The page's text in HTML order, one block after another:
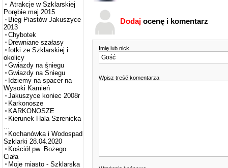
Atrakcje w Szklarskiej
Porębie maj 2015
Bieg Piastów Jakuszyce
2013
Chybotek
Drewniane szałasy
fotki ze Szklarskiej i
okolicy
Gwiazdy na śniegu
Gwiazdy na Śniegu
Idziemy na spacer na
Wysoki Kamień
Jakuszyce koniec 2008r
Karkonosze
KARKONOSZE
Kierunek Hala Szrenicka
...
Kochanówka i Wodospad
Szklarki 28.04.2020
Kościół pw. Bożego
Ciała
Moje miasto - Szklarska
Dodaj ocenę i komentarz
Imię lub nick
Wpisz treść komentarza